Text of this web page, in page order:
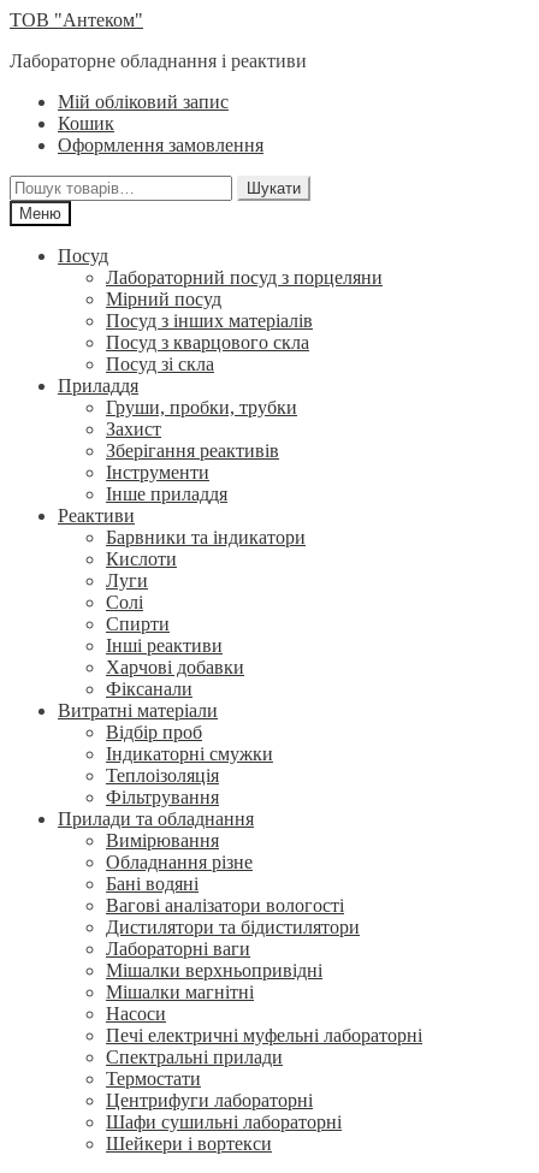
Перейти
навігації
Перейти
вмісту
ТОВ "Антеком"
Лабораторне обладнання і реактиви
Мій обліковий запис
Кошик
Оформлення замовлення
Шукати:
Шукати
Меню
Посуд
Лабораторний посуд з порцеляни
Мірний посуд
Посуд з інших матеріалів
Посуд з кварцового скла
Посуд зі скла
Приладдя
Груши, пробки, трубки
Захист
Зберігання реактивів
Інструменти
Інше приладдя
Реактиви
Барвники та індикатори
Кислоти
Луги
Солі
Спирти
Інші реактиви
Харчові добавки
Фіксанали
Витратні матеріали
Відбір проб
Індикаторні смужки
Теплоізоляція
Фільтрування
Прилади та обладнання
Вимірювання
Обладнання різне
Бані водяні
Вагові аналізатори вологості
Дистилятори та бідистилятори
Лабораторні ваги
Мішалки верхньопривідні
Мішалки магнітні
Насоси
Печі електричні муфельні лабораторні
Спектральні прилади
Термостати
Центрифуги лабораторні
Шафи сушильні лабораторні
Шейкери і вортекси